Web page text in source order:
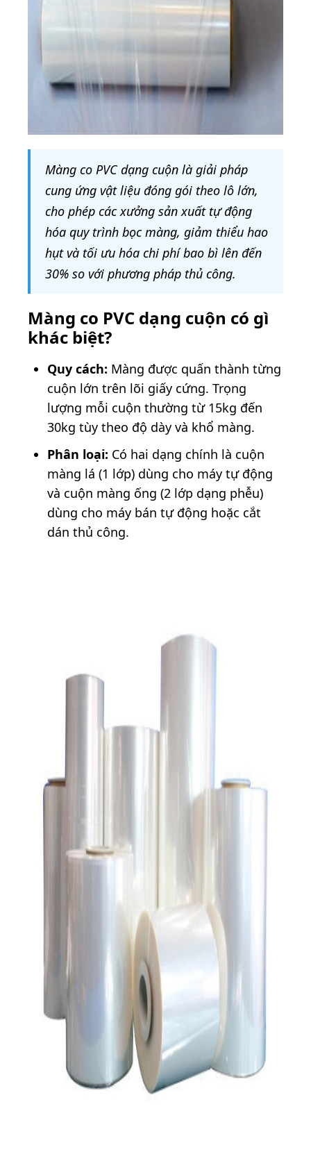
Màng co PVC dạng cuộn là giải pháp
cung ứng vật liệu đóng gói theo lô lớn,
cho phép các xưởng sản xuất tự động
hóa quy trình bọc màng, giảm thiểu hao
hụt và tối ưu hóa chi phí bao bì lên đến
30% so với phương pháp thủ công.
Màng co PVC dạng cuộn có gì
khác biệt?
Quy cách: Màng được quấn thành từng
cuộn lớn trên lõi giấy cứng. Trọng
lượng mỗi cuộn thường từ 15kg đến
30kg tùy theo độ dày và khổ màng.
Phân loại: Có hai dạng chính là cuộn
màng lá (1 lớp) dùng cho máy tự động
và cuộn màng ống (2 lớp dạng phễu)
dùng cho máy bán tự động hoặc cắt
dán thủ công.